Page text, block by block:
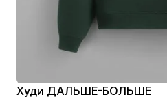
Худи ДАЛЬШЕ-БОЛЬШЕ